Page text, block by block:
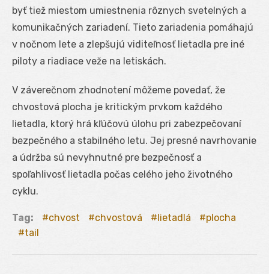
byť tiež miestom umiestnenia rôznych svetelných a
komunikačných zariadení. Tieto zariadenia pomáhajú
v nočnom lete a zlepšujú viditeľnosť lietadla pre iné
piloty a riadiace veže na letiskách.
V záverečnom zhodnotení môžeme povedať, že
chvostová plocha je kritickým prvkom každého
lietadla, ktorý hrá kľúčovú úlohu pri zabezpečovaní
bezpečného a stabilného letu. Jej presné navrhovanie
a údržba sú nevyhnutné pre bezpečnosť a
spoľahlivosť lietadla počas celého jeho životného
cyklu.
Tag: chvost chvostová lietadlá
plocha
tail